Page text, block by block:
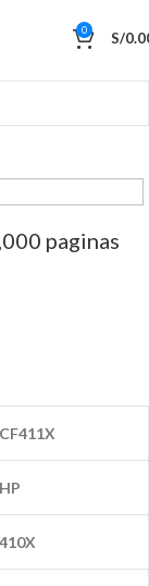
0 S/
paginas
CF411X
HP
410X